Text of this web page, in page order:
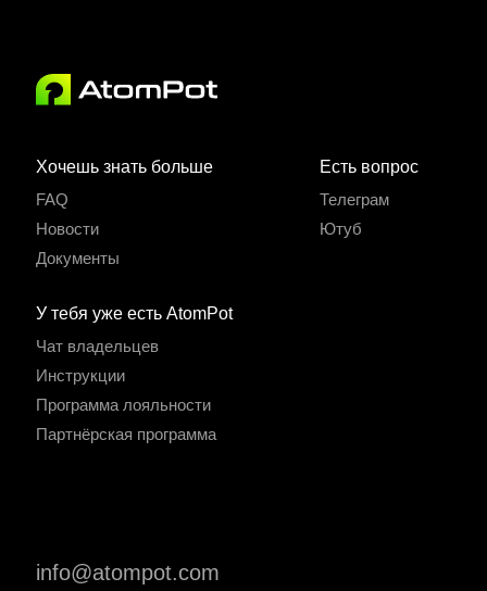
info@atompot.com
Ютуб
Есть вопрос
Телеграм
У тебя уже есть AtomPot
Чат владельцев
Инструкции
Программа лояльности
Партнёрская программа
Хочешь знать больше
Документы
FAQ
Новости